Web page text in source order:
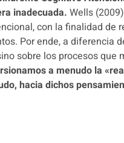
inadecuada.Wells (2009)
con la finalidad
Por ende, a diferencia
sobre los procesos que
a menudo la
hacia dichos